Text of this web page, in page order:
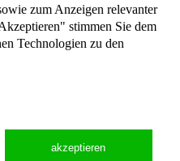
zum Anzeigen relevanter
stimmen Sie dem
Technologien zu den
akzeptieren